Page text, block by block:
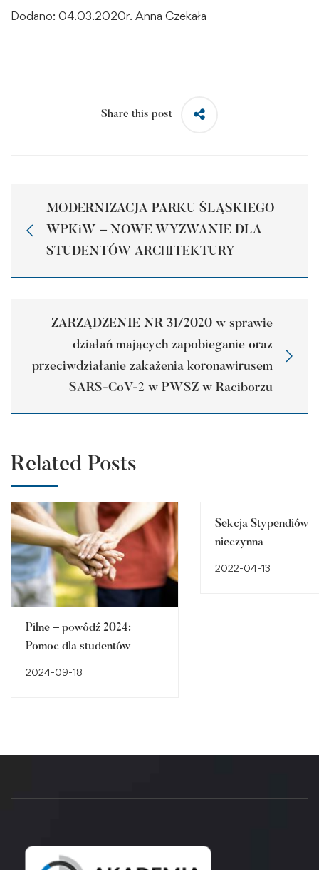
Dodano: 04.03.2020r. Anna Czekała
Share this post
MODERNIZACJA PARKU ŚLĄSKIEGO
WPKiW – NOWE WYZWANIE DLA
STUDENTÓW ARCHITEKTURY
ZARZĄDZENIE NR 31/2020 w sprawie
działań mających zapobieganie oraz
przeciwdziałanie zakażenia koronawirusem
SARS-CoV-2 w PWSZ w Raciborzu
Related Posts
Pilne – powódź 2024:
Pomoc dla studentów
2024-09-18
Sekcja Stypendiów
nieczynna
2022-04-13